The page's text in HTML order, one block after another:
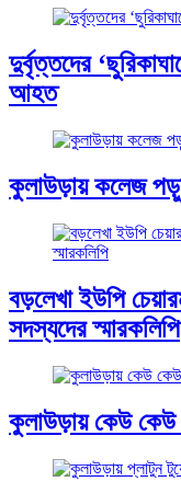
দুর্বৃত্তদের
আহত
কুলাউড়ায় কলেজ
বড়লেখা ইউপি
সদস্যদের স্মারকলিপি
কুলাউড়ায় কেউ কেউ